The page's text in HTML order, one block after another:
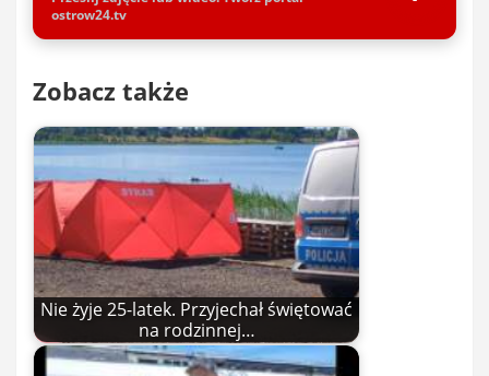
ostrow24.tv
Zobacz także
Nie żyje 25-latek. Przyjechał świętować
na rodzinnej…